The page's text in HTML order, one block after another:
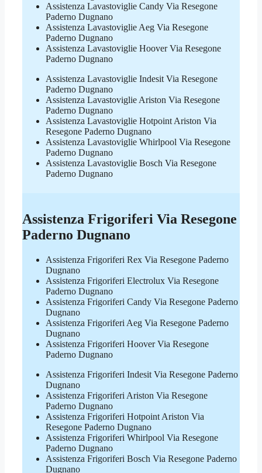
Assistenza Lavastoviglie Candy Via Resegone
Paderno Dugnano
Assistenza Lavastoviglie Aeg Via Resegone
Paderno Dugnano
Assistenza Lavastoviglie Hoover Via Resegone
Paderno Dugnano
Assistenza Lavastoviglie Indesit Via Resegone
Paderno Dugnano
Assistenza Lavastoviglie Ariston Via Resegone
Paderno Dugnano
Assistenza Lavastoviglie Hotpoint Ariston Via
Resegone Paderno Dugnano
Assistenza Lavastoviglie Whirlpool Via Resegone
Paderno Dugnano
Assistenza Lavastoviglie Bosch Via Resegone
Paderno Dugnano
Assistenza Frigoriferi Via Resegone
Paderno Dugnano
Assistenza Frigoriferi Rex Via Resegone Paderno
Dugnano
Assistenza Frigoriferi Electrolux Via Resegone
Paderno Dugnano
Assistenza Frigoriferi Candy Via Resegone Paderno
Dugnano
Assistenza Frigoriferi Aeg Via Resegone Paderno
Dugnano
Assistenza Frigoriferi Hoover Via Resegone
Paderno Dugnano
Assistenza Frigoriferi Indesit Via Resegone Paderno
Dugnano
Assistenza Frigoriferi Ariston Via Resegone
Paderno Dugnano
Assistenza Frigoriferi Hotpoint Ariston Via
Resegone Paderno Dugnano
Assistenza Frigoriferi Whirlpool Via Resegone
Paderno Dugnano
Assistenza Frigoriferi Bosch Via Resegone Paderno
Dugnano